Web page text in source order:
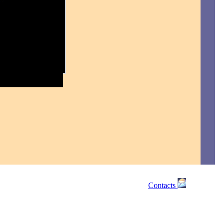
Contacts